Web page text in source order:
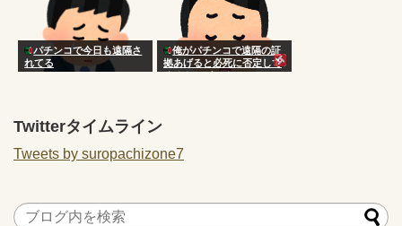
パチンコで今日も遠隔さ
れてる
俺がパチンコで遠隔の証
拠あげると必死に否定して
くるやつがいる
Twitterタイムライン
Tweets by suropachizone7